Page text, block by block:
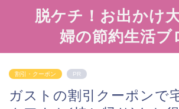
脱ケチ！お出かけ
婦の節約生活ブ
割引・クーポン PR
ガストの割引クーポンで